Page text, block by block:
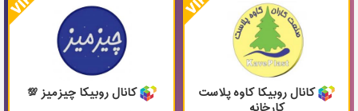
کانال روبیکا کاوه پلاست
کانال روبیکا چیزمیز 💯